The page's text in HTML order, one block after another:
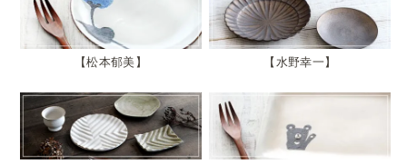
松本郁美 水野幸一